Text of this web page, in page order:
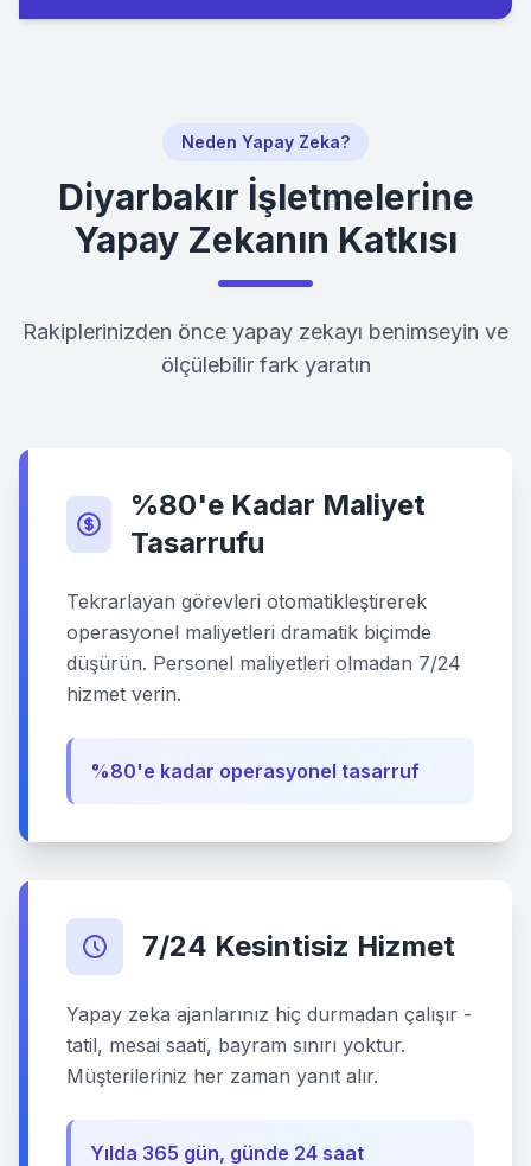
Neden Yapay Zeka?
Diyarbakır İşletmelerine
Yapay Zekanın Katkısı
Rakiplerinizden önce yapay zekayı benimseyin ve
ölçülebilir fark yaratın
%80'e Kadar Maliyet
Tasarrufu
Tekrarlayan görevleri otomatikleştirerek
operasyonel maliyetleri dramatik biçimde
düşürün. Personel maliyetleri olmadan 7/24
hizmet verin.
%80'e kadar operasyonel tasarruf
7/24 Kesintisiz Hizmet
Yapay zeka ajanlarınız hiç durmadan çalışır -
tatil, mesai saati, bayram sınırı yoktur.
Müşterileriniz her zaman yanıt alır.
Yılda 365 gün, günde 24 saat